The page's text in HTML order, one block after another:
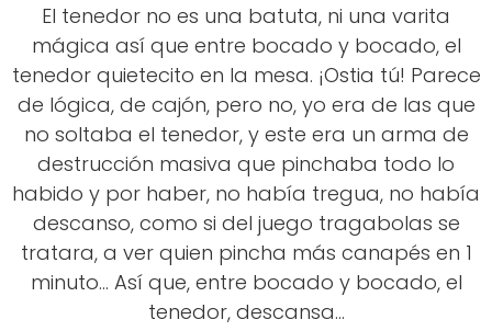
El tenedor no es una batuta, ni una varita
mágica así que entre bocado y bocado, el
tenedor quietecito en la mesa. ¡Ostia tú! Parece
de lógica, de cajón, pero no, yo era de las que
no soltaba el tenedor, y este era un arma de
destrucción masiva que pinchaba todo lo
habido y por haber, no había tregua, no había
descanso, como si del juego tragabolas se
tratara, a ver quien pincha más canapés en 1
minuto... Así que, entre bocado y bocado, el
tenedor, descansa...